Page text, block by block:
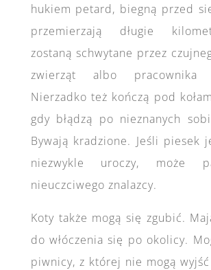
hukiem petard, biegną przed
przemierzają długie
zostaną schwytane przez
zwierząt albo pracownika
Nierzadko też kończą pod
gdy błądzą po nieznanych
Bywają kradzione. Jeśli piesek
niezwykle uroczy, może
nieuczciwego znalazcy.
Koty także mogą się zgubić.
do włóczenia się po okolicy.
piwnicy, z której nie mogą